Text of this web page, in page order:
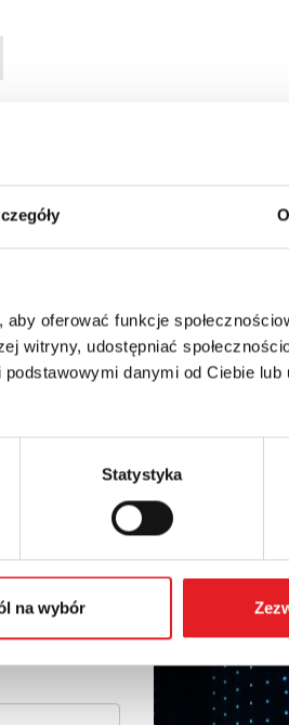
oferować funkcje
witryny, udostępniać
danymi od Ciebie
Statystyka
na wybór